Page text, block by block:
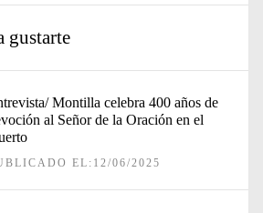
gustarte
Montilla celebra 400 años de
al Señor de la Oración en el
EL:12/06/2025